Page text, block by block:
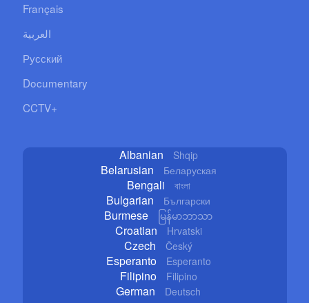
Français
العربية
Русский
Documentary
CCTV+
Albanian Shqip
Belarusian Беларуская
Bengali বাংলা
Bulgarian Български
Burmese မြန်မာဘာသာ
Croatian Hrvatski
Czech Český
Esperanto Esperanto
Filipino Filipino
German Deutsch